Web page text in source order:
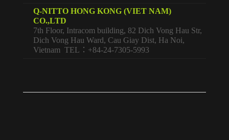
Q-NITTO HONG KONG (VIET NAM)
CO.,LTD
7th Floor, Intracom building, 82 Dich Vong Hau Str,
Dich Vong Hau Ward, Cau Giay Dist, Ha Noi,
Vietnam TEL：+84-24-7305-5993